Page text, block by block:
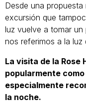
Desde una
excursión que
luz vuelve a tomar
nos referimos a la luz
La visita de la Rose
popularmente
especialmente
la noche.